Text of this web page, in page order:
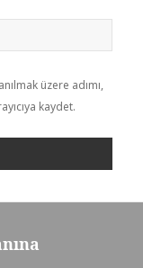
üzere adımı,
kaydet.